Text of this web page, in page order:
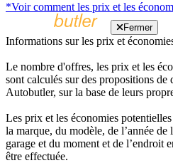
*Voir comment les prix et les
Fermer
Informations sur les prix et
Le nombre d'offres, les prix et les
sont calculés sur des propositions de
Autobutler, sur la base de leurs
Les prix et les économies
la marque, du modèle, de l’année
garage et du moment et de l’endroit
être effectuée.